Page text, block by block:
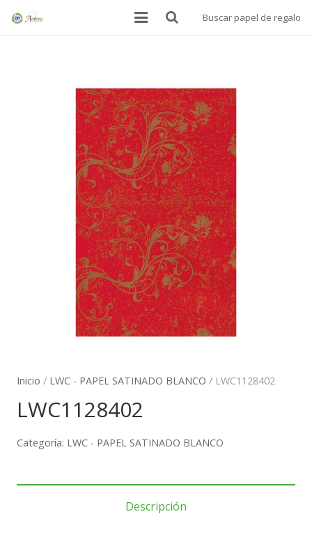
PAPEL ALIMENTARIO
MANTELES SOBREMESA
PAPEL DE REGALO
DONDE ESTAMOS
Buscar papel de regalo
Inicio / LWC - PAPEL SATINADO BLANCO / LWC1128402
LWC1128402
Categoría: LWC - PAPEL SATINADO BLANCO
Descripción